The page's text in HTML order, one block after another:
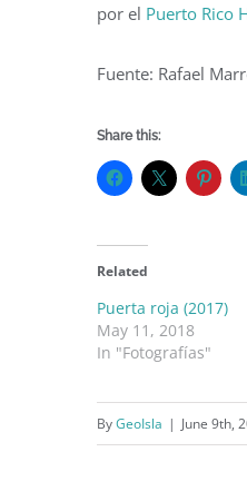
por el Puerto Rico
Fuente: Rafael
Share this:
Related
Puerta roja (2017)
May 11, 2018
In "Fotografías"
ByGeoIsla | June 9th,